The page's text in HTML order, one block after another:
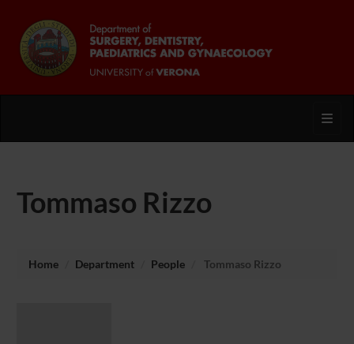
Tommaso Rizzo
Home Department People Tommaso Rizzo